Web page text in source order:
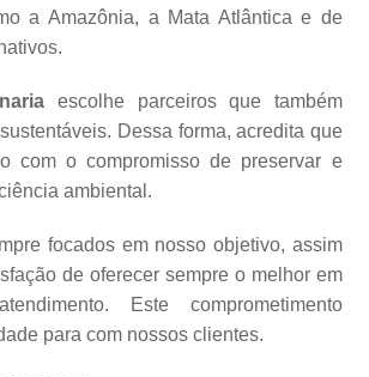
a Amazônia, a Mata Atlântica e de
escolhe parceiros que também
Dessa forma, acredita que
com o compromisso de preservar e
ambiental.
focados em nosso objetivo, assim
de oferecer sempre o melhor em
Este comprometimento
para com nossos clientes.